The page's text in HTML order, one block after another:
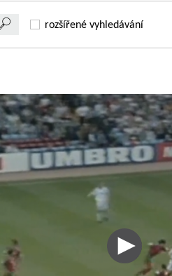
rozšířené vyhledávání